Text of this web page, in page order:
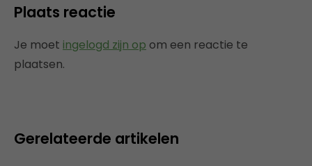
Plaats reactie
Je moet ingelogd zijn op om een reactie te
plaatsen.
Gerelateerde artikelen